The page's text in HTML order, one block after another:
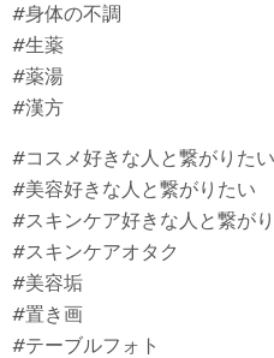
#身体の不調
#生薬
#薬湯
#漢方
#コスメ好きな人と繋がりたい
#美容好きな人と繋がりたい
#スキンケア好きな人と繋が
#スキンケアオタク
#美容垢
#置き画
#テーブルフォト